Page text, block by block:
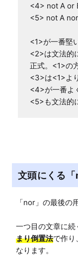
<4> not A or
<5> not A
<1>が一番堅
<2>は文法的
正式。<1>の
<3>は<1>よ
<4>が一番よ
<5>も文法的
文頭にくる
「nor」の最後の
一つ目の文章に
まり倒置法で作り、
なります。